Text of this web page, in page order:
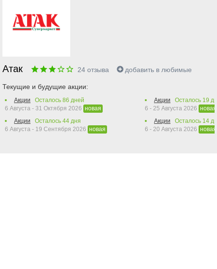
Атак 24 отзыва добавить в любимые
Текущие и будущие акции:
Акции Осталось 86 дней
6 Августа - 31 Октября 2026 новая
Акции
Осталось 44 дня
6 Августа - 19 Сентября 2026 новая
Акции Осталось 19
6 - 25 Августа 2026 новая
Акции
Осталось 14
6 - 20 Августа 2026 новая